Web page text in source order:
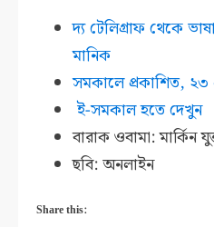
দ্য টেলিগ্রাফ থেকে
মানিক
সমকালে প্রকাশিত, ২৩
ই-সমকাল হতে দেখুন
বারাক ওবামা: মার্কিন
ছবি: অনলাইন
Share this: